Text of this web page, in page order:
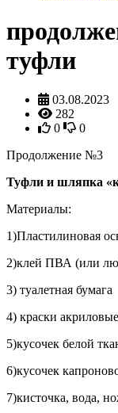
туфли
03.08.2023
282
0
0
Продолжение №3
Туфли и шляпка
Материалы:
1)Пластилиновая
2)клей ПВА (или
3) туалетная бумага
4) краски акриловые
5)кусочек белой
6)кусочек
7)кисточка, вода,